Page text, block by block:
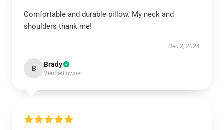
Comfortable and durable pillow. My neck and
shoulders thank me!
Dec 2, 2024
B Brady
Verified owner